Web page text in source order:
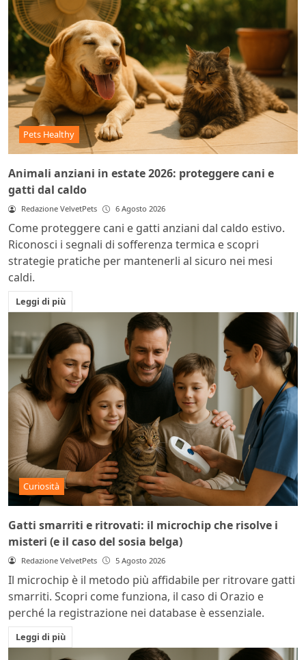
Pets Healthy
Animali anziani in estate 2026: proteggere cani e
gatti dal caldo
Redazione VelvetPets 6 Agosto 2026
Come proteggere cani e gatti anziani dal caldo estivo.
Riconosci i segnali di sofferenza termica e scopri
strategie pratiche per mantenerli al sicuro nei mesi
caldi.
Leggi di più
Curiosità
Gatti smarriti e ritrovati: il microchip che risolve i
misteri (e il caso del sosia belga)
Redazione VelvetPets 5 Agosto 2026
Il microchip è il metodo più affidabile per ritrovare gatti
smarriti. Scopri come funziona, il caso di Orazio e
perché la registrazione nei database è essenziale.
Leggi di più